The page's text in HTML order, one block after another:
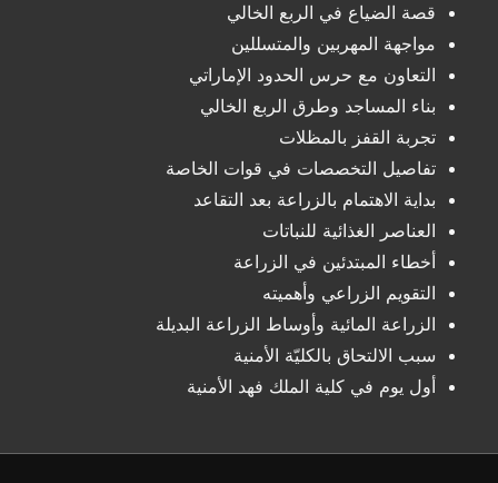
قصة الضياع في الربع الخالي
مواجهة المهربين والمتسللين
التعاون مع حرس الحدود الإماراتي
بناء المساجد وطرق الربع الخالي
تجربة القفز بالمظلات
تفاصيل التخصصات في قوات الخاصة
بداية الاهتمام بالزراعة بعد التقاعد
العناصر الغذائية للنباتات
أخطاء المبتدئين في الزراعة
التقويم الزراعي وأهميته
الزراعة المائية وأوساط الزراعة البديلة
سبب الالتحاق بالكليّة الأمنية
أول يوم في كلية الملك فهد الأمنية